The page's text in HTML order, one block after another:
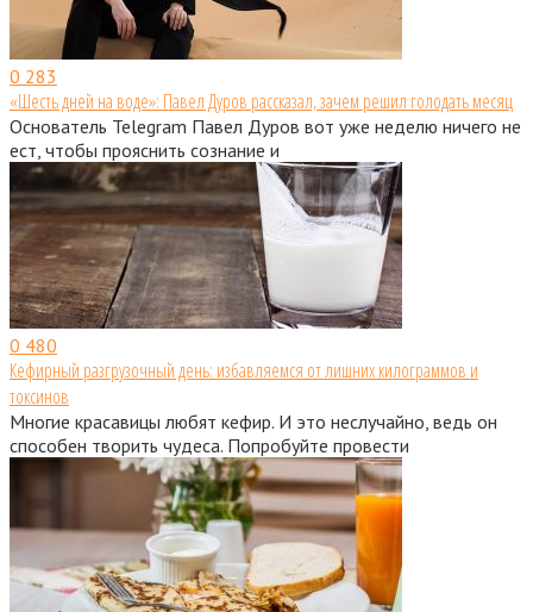
0 283
«Шесть дней на воде»: Павел Дуров рассказал, зачем решил голодать месяц
Основатель Telegram Павел Дуров вот уже неделю ничего не
ест, чтобы прояснить сознание и
0 480
Кефирный разгрузочный день: избавляемся от лишних килограммов и
токсинов
Многие красавицы любят кефир. И это неслучайно, ведь он
способен творить чудеса. Попробуйте провести